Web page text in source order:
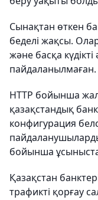
Сынақтан өткен
беделі жақсы.
және басқа
пайдаланылмаған.
HTTP бойынша
қазақстандық
конфигурация
бойынша
Қазақстан
трафикті қорғау